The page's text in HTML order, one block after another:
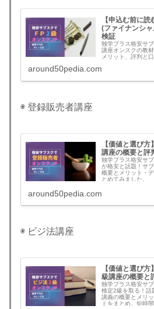
【申込む前に
(ファイナンシ
検証
独学プラス格安サ
講座オンスクの教
メリット、評判と
around50pedia.com
◉ 登録販売者講座
【価値と選び
講座の概要と評
独学プラス格安サ
が格安と話題！サ
概要とメリット・
とめてみました。
around50pedia.com
◉ ビジ法講座
【価値と選び
級講座の概要と
独学プラス格安サ
検定2級を取る！話
講義の概要とメリ
ミをまとめ。短時